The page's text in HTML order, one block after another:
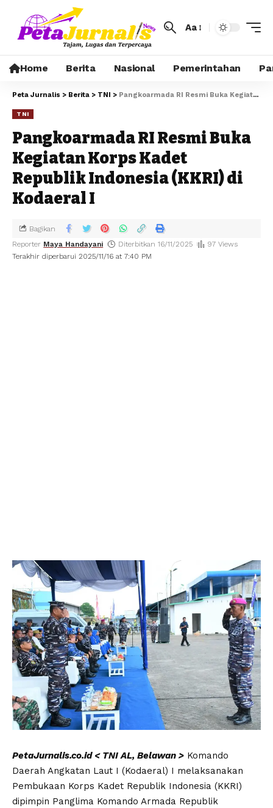
Aa
Home Berita Nasional Pemerintahan
Peta Jurnalis > Berita > TNI > Pangkoarmada RI Resmi Buka Kegiatan Korps Kadet Republik Indonesia (KKRI) di Kodaeral I
TNI
Pangkoarmada RI Resmi Buka
Kegiatan Korps Kadet
Republik Indonesia (KKRI) di
Kodaeral I
Terakhir diperbarui 2025/11/16 at 7:40 PM
Reporter Maya Handayani Diterbitkan 16/11/2025 97 Views
Bagikan
PetaJurnalis.co.id < TNI AL, Belawan > Komando
Daerah Angkatan Laut I (Kodaeral) I melaksanakan
Pembukaan Korps Kadet Republik Indonesia (KKRI)
dipimpin Panglima Komando Armada Republik